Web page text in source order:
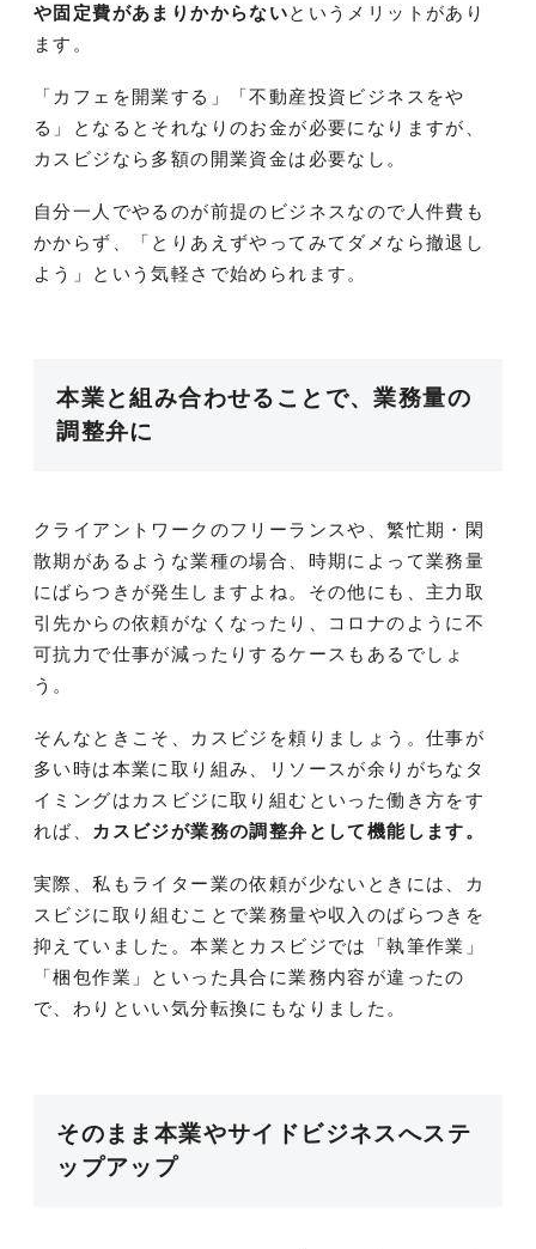
や固定費があまりかからないというメリットがあり
ます。
「カフェを開業する」「不動産投資ビジネスをや
る」となるとそれなりのお金が必要になりますが、
カスビジなら多額の開業資金は必要なし。
自分一人でやるのが前提のビジネスなので人件費も
かからず、「とりあえずやってみてダメなら撤退し
よう」という気軽さで始められます。
本業と組み合わせることで、業務量の
調整弁に
クライアントワークのフリーランスや、繁忙期・閑
散期があるような業種の場合、時期によって業務量
にばらつきが発生しますよね。その他にも、主力取
引先からの依頼がなくなったり、コロナのように不
可抗力で仕事が減ったりするケースもあるでしょ
う。
そんなときこそ、カスビジを頼りましょう。仕事が
多い時は本業に取り組み、リソースが余りがちなタ
イミングはカスビジに取り組むといった働き方をす
れば、
カスビジが業務の調整弁として機能します。
実際、私もライター業の依頼が少ないときには、カ
スビジに取り組むことで業務量や収入のばらつきを
抑えていました。本業とカスビジでは「執筆作業」
「梱包作業」といった具合に業務内容が違ったの
で、わりといい気分転換にもなりました。
そのまま本業やサイドビジネスへステ
ップアップ